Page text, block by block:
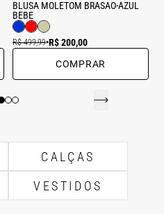
BLUSA MOLETOM BRASAO-AZUL
BEBE
R$ 499,99•R$ 200,00
COMPRAR
CALÇAS
VESTIDOS